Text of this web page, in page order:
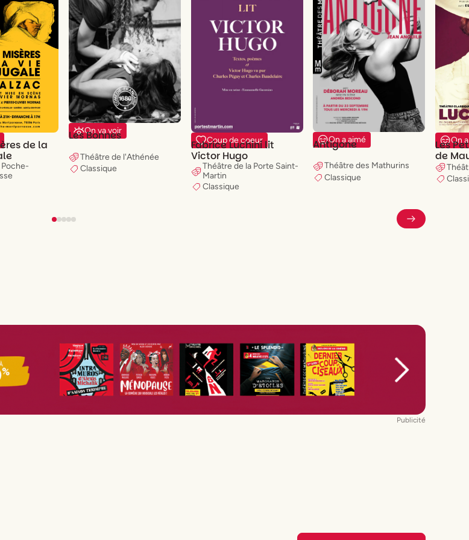
de la
On va voir
Les Bonnes
Théâtre de l'Athénée
Classique
Coup de coeur
Fabrice Luchini lit
Victor Hugo
Théâtre de la Porte Saint-
Martin
Classique
On a aimé
Antigone
Théâtre des Mathurins
Classique
On
Les
de
Publicité